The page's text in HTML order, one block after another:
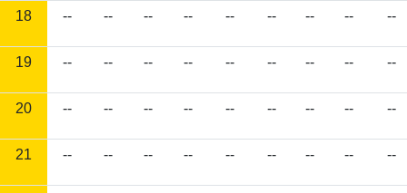
18 -- -- -- -- -- -- -- -- --
19 -- -- -- -- -- -- -- -- --
20 -- -- -- -- -- -- -- -- --
21 -- -- -- -- -- -- -- -- --